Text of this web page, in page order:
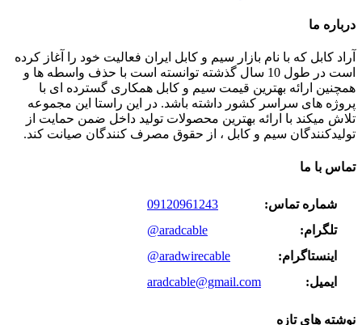
درباره ما
آراد کابل که با نام بازار سیم و کابل ایران فعالیت خود را آغاز کرده
است در طول 10 سال گذشته توانسته است با حذف واسطه ها و
همچنین ارائه بهترین قیمت سیم و کابل همکاری گسترده ای با
پروژه های سراسر کشور داشته باشد. در این راستا این مجموعه
تلاش میکند با ارائه بهترین محصولات تولید داخل ضمن حمایت از
تولیدکنندگان سیم و کابل ، از حقوق مصرف کنندگان صیانت کند.
تماس با ما
شماره تماس:
09120961243
تلگرام:
@aradcable
اینستاگرام:
@aradwirecable
ایمیل:
aradcable@gmail.com
نوشته های تازه